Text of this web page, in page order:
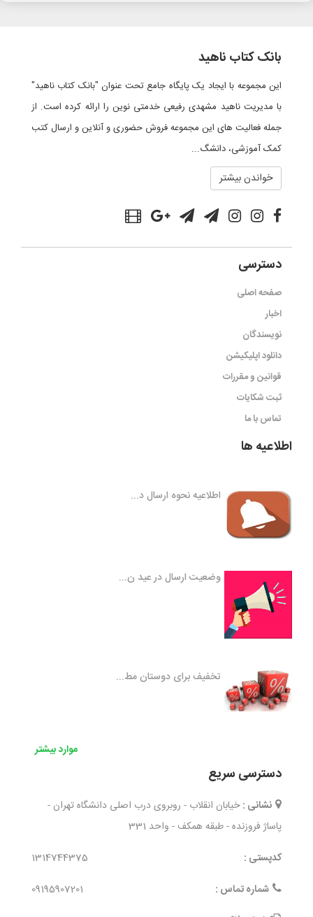
بانک کتاب ناهید
این مجموعه با ایجاد یک پایگاه جامع تحت عنوان "بانک کتاب ناهید"
با مدیریت ناهید مشهدی رفیعی خدمتی نوین را ارائه کرده است. از
جمله فعالیت های این مجموعه فروش حضوری و آنلاین و ارسال کتب
کمک آموزشی، دانشگ...
خواندن بیشتر
دسترسی
صفحه اصلی
اخبار
نویسندگان
دانلود اپلیکیشن
قوانین و مقررات
ثبت شکایات
تماس با ما
اطلاعیه ها
اطلاعیه نحوه ارسال د...
وضعیت ارسال در عید ن...
تخفیف برای دوستان مط...
موارد بیشتر
دسترسی سریع
نشانی : خیابان انقلاب - روبروی درب اصلی دانشگاه تهران -
پاساژ فروزنده - طبقه همکف - واحد 331
کدپستی :
1314744375
شماره تماس :
09195907201